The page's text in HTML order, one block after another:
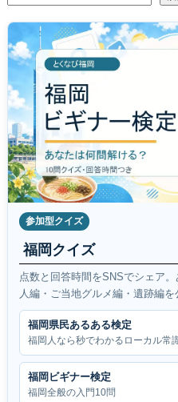
参加型クイズ
福岡クイズ
点数と回答時間をSNSでシェア
人編・ご当地グルメ編・遺跡編を
福岡県民あるある検定
福岡人なら秒でわかるローカル常
福岡ビギナー検定
福岡全般の入門10問